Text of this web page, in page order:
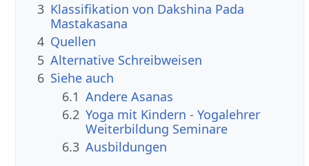
3 Klassifikation von Dakshina Pada
Mastakasana
4 Quellen
5 Alternative Schreibweisen
6 Siehe auch
6.1 Andere Asanas
6.2 Yoga mit Kindern - Yogalehrer
Weiterbildung Seminare
6.3 Ausbildungen